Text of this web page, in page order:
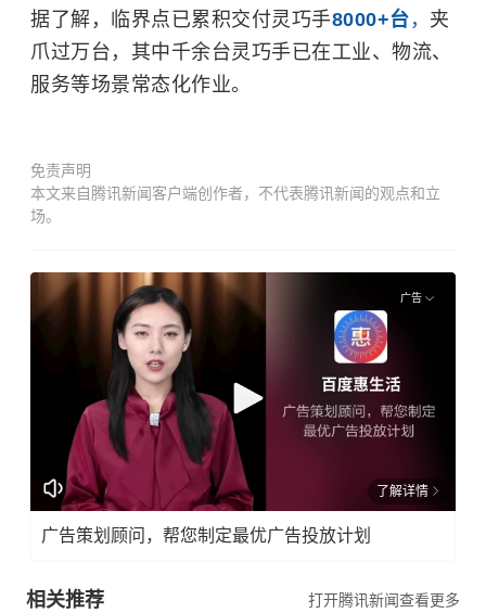
据了解，临界点已累积交付灵巧手8000+台 ， 夹
爪过万台，其中千余台灵巧手已在工业、物流、
服务等场景常态化作业。
免责声明
本文来自腾讯新闻客户端创作者，不代表腾讯新闻的观点和立
场。
广告
了解详情
广告策划顾问，帮您制定最优广告投放计划
相关推荐 打开腾讯新闻查看更多